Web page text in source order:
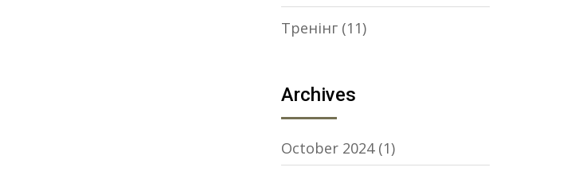
Тренінг(11)
Archives
October 2024(1)